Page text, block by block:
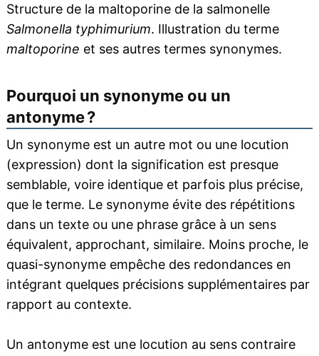
Structure de la maltoporine de la salmonelle
Salmonella typhimurium. Illustration du terme
maltoporine et ses autres termes synonymes.
Pourquoi un synonyme ou un
antonyme ?
Un synonyme est un autre mot ou une locution
(expression) dont la signification est presque
semblable, voire identique et parfois plus précise,
que le terme. Le synonyme évite des répétitions
dans un texte ou une phrase grâce à un sens
équivalent, approchant, similaire. Moins proche, le
quasi-synonyme empêche des redondances en
intégrant quelques précisions supplémentaires par
rapport au contexte.
Un antonyme est une locution au sens contraire